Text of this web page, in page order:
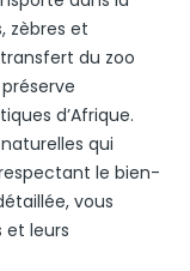
zèbres et
du zoo
d’Afrique.
qui
le bien-
vous
et leurs